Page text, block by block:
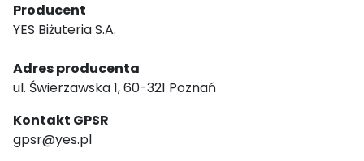
Producent
YES Biżuteria S.A.
Adres producenta
ul. Świerzawska 1, 60-321 Poznań
Kontakt GPSR
gpsr@yes.pl